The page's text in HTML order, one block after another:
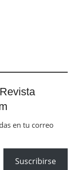
en tu correo
Suscribirse